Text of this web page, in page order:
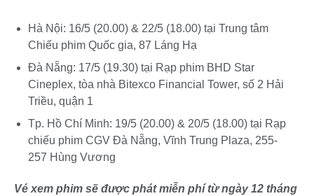
Hà Nội: 16/5 (20.00) & 22/5 (18.00) tại Trung tâm
Chiếu phim Quốc gia, 87 Láng Hạ
Đà Nẵng: 17/5 (19.30) tại Rạp phim BHD Star
Cineplex, tòa nhà Bitexco Financial Tower, số 2 Hải
Triều, quận 1
Tp. Hồ Chí Minh: 19/5 (20.00) & 20/5 (18.00) tại Rạp
chiếu phim CGV Đà Nẵng, Vĩnh Trung Plaza, 255-
257 Hùng Vương
Vé xem phim sẽ được phát miễn phí từ ngày 12 tháng